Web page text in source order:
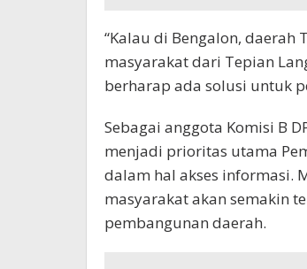
“Kalau di Bengalon, daerah
masyarakat dari Tepian
berharap ada solusi untuk
Sebagai anggota Komisi B
menjadi prioritas utama
dalam hal akses informasi.
masyarakat akan semakin
pembangunan daerah.